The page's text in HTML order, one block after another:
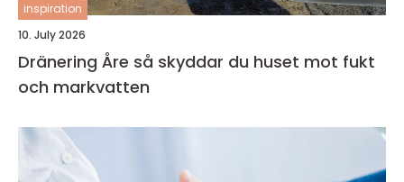
inspiration
10. July 2026
Dränering Åre så skyddar du huset mot fukt
och markvatten